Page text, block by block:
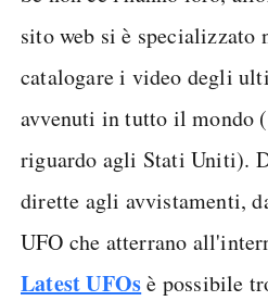
sito web si è specializzato
catalogare i video degli
avvenuti in tutto il mondo
riguardo agli Stati Uniti).
dirette agli avvistamenti,
UFO che atterrano
Latest UFOsè possibile